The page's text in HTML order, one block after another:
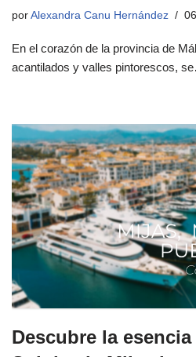
por Alexandra Canu Hernández
En el corazón de la provincia de
acantilados y valles pintorescos,
Descubre la